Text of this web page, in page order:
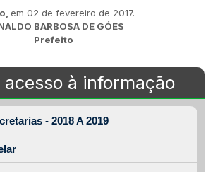
em 02 de fevereiro de 2017.
BARBOSA DE GÓES
Prefeito
acesso à informação
- 2018 A 2019